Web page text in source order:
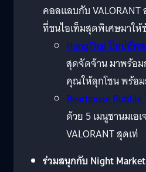
คอลแลบกับ VALORANT
ที่ขนไอเท็มสุดพิเศษมาให้
HongThai ป๊อปอัพ
สุดจัดจ้าน มาพร้อ
คุณให้ลุกโชน พร้อ
Bearhouse Bubble
ด้วย 5 เมนูชานมเ
VALORANT สุดเท่
ร่วมสนุกกับ Night